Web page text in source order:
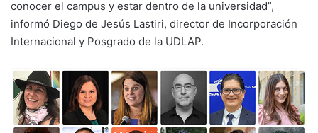
conocer el campus y estar dentro de la universidad”,
informó Diego de Jesús Lastiri, director de Incorporación
Internacional y Posgrado de la UDLAP.